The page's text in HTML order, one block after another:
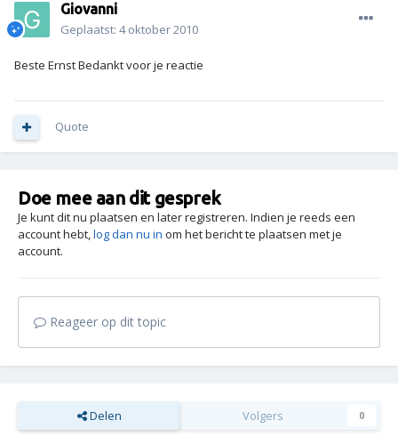
Giovanni
Geplaatst: 4 oktober 2010
Beste Ernst Bedankt voor je reactie
Quote
Doe mee aan dit gesprek
Je kunt dit nu plaatsen en later registreren. Indien je reeds een
account hebt,log dan nu in om het bericht te plaatsen met je
account.
Reageer op dit topic
Delen Volgers 0